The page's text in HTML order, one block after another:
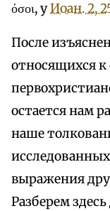
όσοι, уИоан. 2,
После
относящихся
остается нам
наше
выражения
Разберем